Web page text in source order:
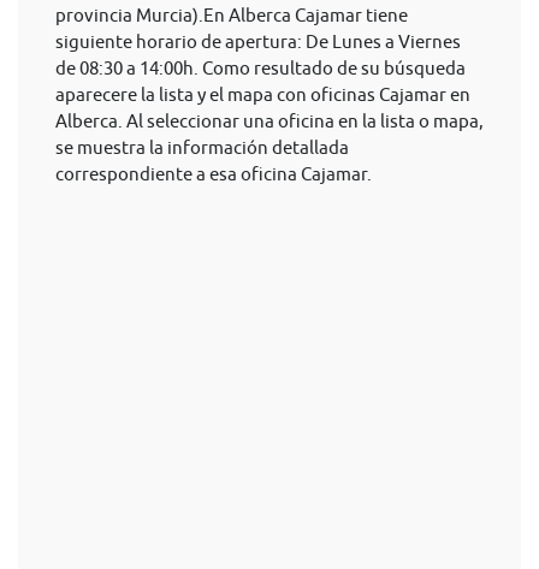
provincia Murcia).En Alberca Cajamar tiene
siguiente horario de apertura: De Lunes a Viernes
de 08:30 a 14:00h. Como resultado de su búsqueda
aparecere la lista y el mapa con oficinas Cajamar en
Alberca. Al seleccionar una oficina en la lista o mapa,
se muestra la información detallada
correspondiente a esa oficina Cajamar.